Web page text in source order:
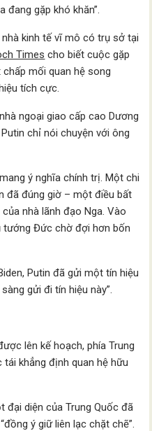
đang gặp khó khăn”.
kinh tế vĩ mô có trụ sở tại
Times cho biết cuộc gặp
mối quan hệ song
tích cực.
ngoại giao cấp cao Dương
chỉ nói chuyện với ông
ý nghĩa chính trị. Một chi
đã đúng giờ – một điều bất
nhà lãnh đạo Nga. Vào
tướng Đức chờ đợi hơn bốn
Putin đã gửi một tín hiệu
gửi đi tín hiệu này”.
lên kế hoạch, phía Trung
khẳng định quan hệ hữu
diện của Trung Quốc đã
ý giữ liên lạc chặt chẽ”.